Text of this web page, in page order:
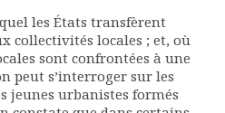
les États transfèrent
collectivités locales ; et, où
sont confrontées à une
peut s’interroger sur les
jeunes urbanistes formés